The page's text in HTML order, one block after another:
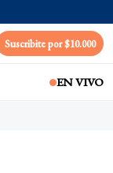
Suscribite por $10.000
EN VIVO